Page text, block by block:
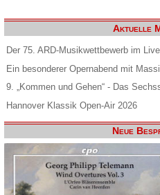
Aktuelle
Der 75. ARD-Musikwettbewerb im
Ein besonderer Opernabend mit
9. „Kommen und Gehen“ - Das
Hannover Klassik Open-Air 2026
Neue